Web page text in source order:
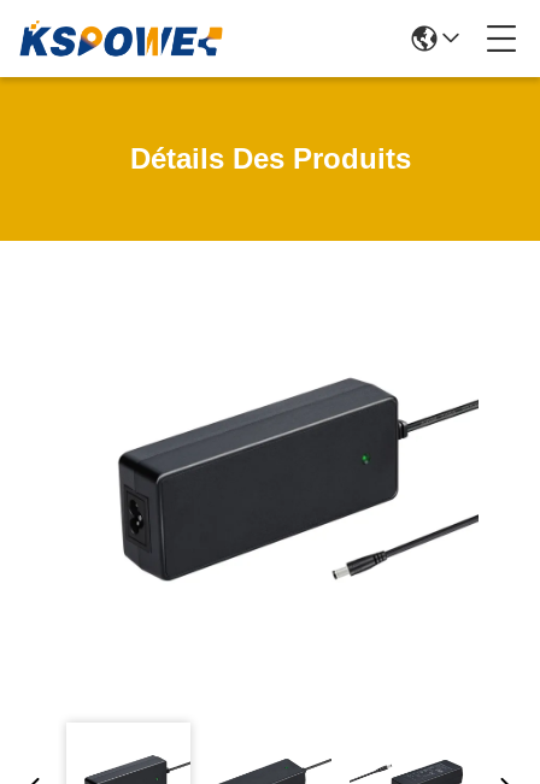
Détails Des Produits